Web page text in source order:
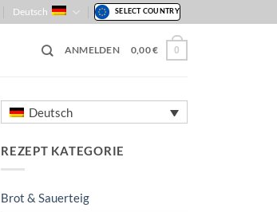
Deutsch SELECT COUNTRY
ANMELDEN 0,00€ 0
Deutsch
REZEPT KATEGORIE
Brot & Sauerteig